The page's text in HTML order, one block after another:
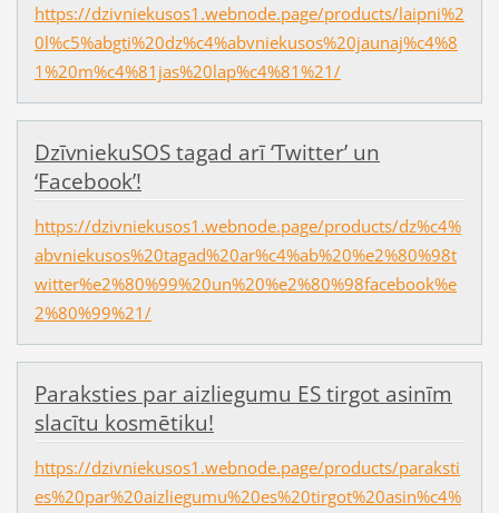
https://dzivniekusos1.webnode.page/products/laipni%2
0l%c5%abgti%20dz%c4%abvniekusos%20jaunaj%c4%8
1%20m%c4%81jas%20lap%c4%81%21/
DzīvniekuSOS tagad arī ‘Twitter’ un
‘Facebook’!
https://dzivniekusos1.webnode.page/products/dz%c4%
abvniekusos%20tagad%20ar%c4%ab%20%e2%80%98t
witter%e2%80%99%20un%20%e2%80%98facebook%e
2%80%99%21/
Paraksties par aizliegumu ES tirgot asinīm
slacītu kosmētiku!
https://dzivniekusos1.webnode.page/products/paraksti
es%20par%20aizliegumu%20es%20tirgot%20asin%c4%